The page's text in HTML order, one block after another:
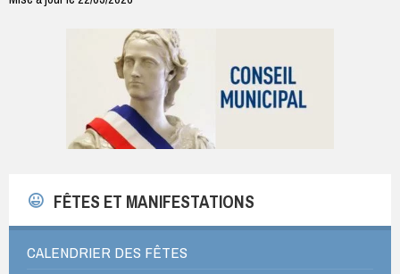
FÊTES ET MANIFESTATIONS
CALENDRIER DES FÊTES